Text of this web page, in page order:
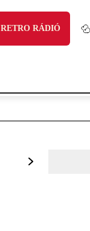
RETRO RÁDIÓ